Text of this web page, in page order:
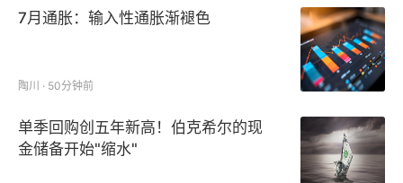
7月通胀：输入性通胀渐褪色
陶川 · 50分钟前
单季回购创五年新高！伯克希尔的现
金储备开始"缩水"